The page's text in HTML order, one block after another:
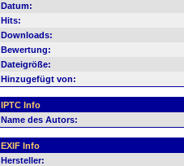
Datum:
Hits:
Downloads:
Bewertung:
Dateigröße:
Hinzugefügt von:
IPTC Info
Name des Autors:
EXIF Info
Hersteller: